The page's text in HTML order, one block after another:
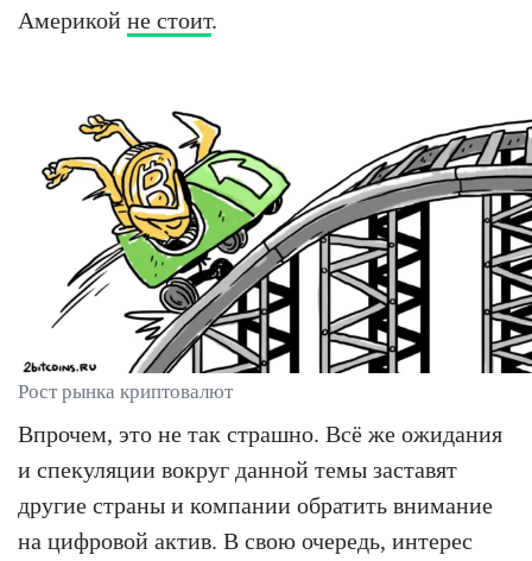
Америкой не стоит.
Рост рынка криптовалют
Впрочем, это не так страшно. Всё же ожидания
и спекуляции вокруг данной темы заставят
другие страны и компании обратить внимание
на цифровой актив. В свою очередь, интерес